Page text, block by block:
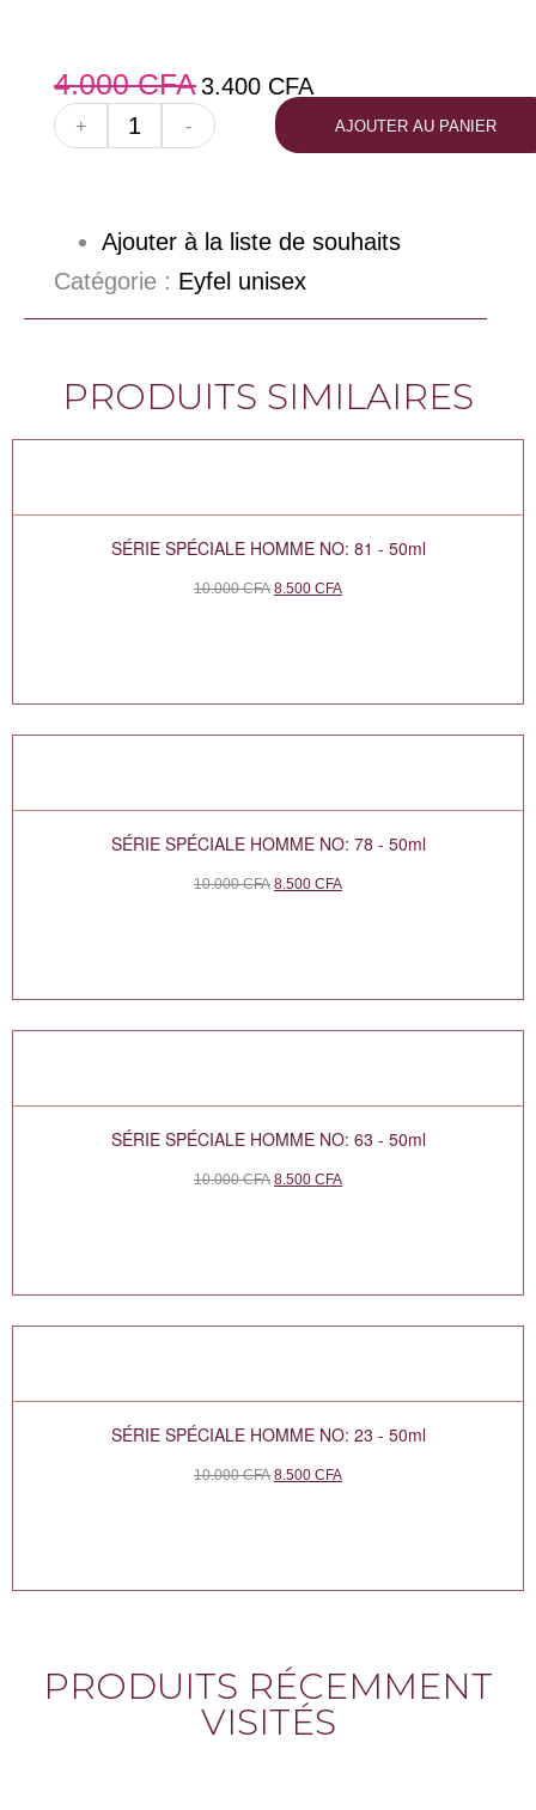
4.000CFA3.400 CFA
+ - AJOUTER AU PANIER
Ajouter à la liste de souhaits
Catégorie : Eyfel unisex
PRODUITS SIMILAIRES
SÉRIE SPÉCIALE HOMME NO: 81 - 50ml
10.000CFA 8.500 CFA
SÉRIE SPÉCIALE HOMME NO: 78 - 50ml
10.000CFA 8.500 CFA
SÉRIE SPÉCIALE HOMME NO: 63 - 50ml
10.000CFA 8.500 CFA
SÉRIE SPÉCIALE HOMME NO: 23 - 50ml
10.000CFA 8.500 CFA
PRODUITS RÉCEMMENT
VISITÉS